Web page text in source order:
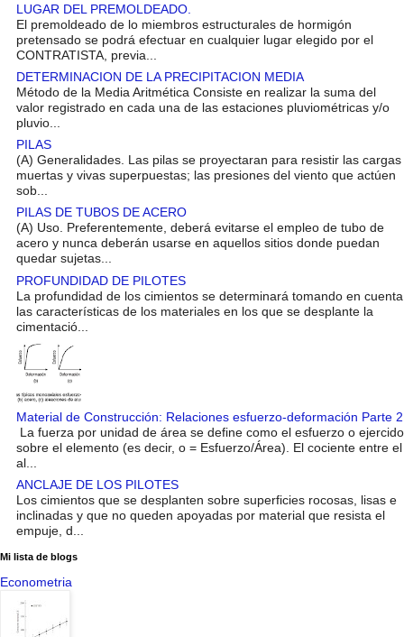
LUGAR DEL PREMOLDEADO.
El premoldeado de lo miembros estructurales de hormigón
pretensado se podrá efectuar en cualquier lugar elegido por el
CONTRATISTA, previa...
DETERMINACION DE LA PRECIPITACION MEDIA
Método de la Media Aritmética Consiste en realizar la suma del
valor registrado en cada una de las estaciones pluviométricas y/o
pluvio...
PILAS
(A) Generalidades. Las pilas se proyectaran para resistir las cargas
muertas y vivas superpuestas; las presiones del viento que actúen
sob...
PILAS DE TUBOS DE ACERO
(A) Uso. Preferentemente, deberá evitarse el empleo de tubo de
acero y nunca deberán usarse en aquellos sitios donde puedan
quedar sujetas...
PROFUNDIDAD DE PILOTES
La profundidad de los cimientos se determinará tomando en cuenta
las características de los materiales en los que se desplante la
cimentació...
Material de Construcción: Relaciones esfuerzo-deformación Parte 2
La fuerza por unidad de área se define como el esfuerzo o ejercido
sobre el elemento (es decir, o = Esfuerzo/Área). El cociente entre el
al...
ANCLAJE DE LOS PILOTES
Los cimientos que se desplanten sobre superficies rocosas, lisas e
inclinadas y que no queden apoyadas por material que resista el
empuje, d...
Mi lista de blogs
Econometria